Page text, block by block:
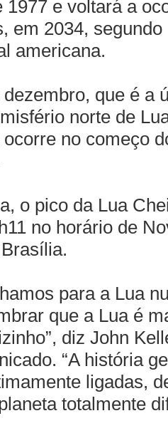
1977 e voltará a
em 2034,
americana.
que é a
norte de
no começo
o pico da Lua
no horário de
para a Lua
que a Lua é
diz John
“A história
ligadas,
totalmente